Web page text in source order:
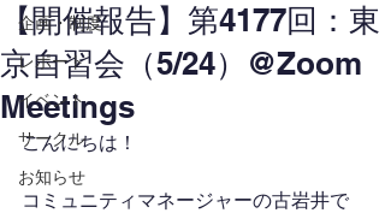
企画・制度
レポート
イベント
サークル
お知らせ
【開催報告】第4177回：東
京自習会（5/24）@Zoom
Meetings
こんにちは！
コミュニティマネージャーの古岩井で